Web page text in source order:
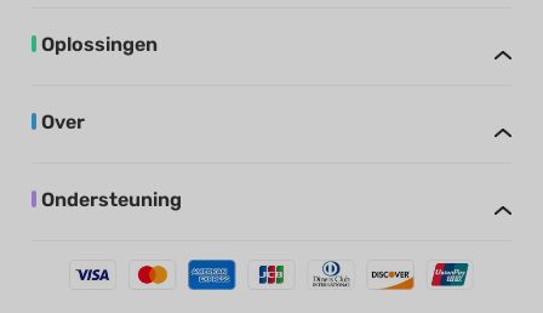
Oplossingen
Over
Ondersteuning